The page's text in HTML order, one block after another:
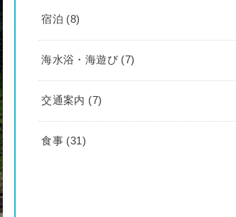
宿泊 (8)
海水浴・海遊び (7)
交通案内 (7)
食事 (31)